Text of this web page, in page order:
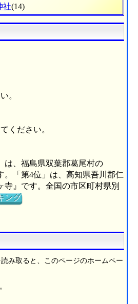
社(14)
。
てください。
は、福島県双葉郡葛尾村の
。「第4位」は、高知県吾川郡仁
寺』です。全国の市区町村県別
ング
読み取ると、このページのホームペー